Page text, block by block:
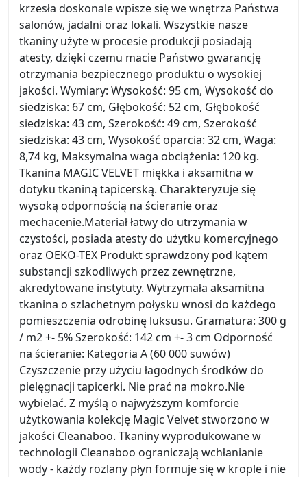
krzesła doskonale wpisze się we wnętrza Państwa
salonów, jadalni oraz lokali. Wszystkie nasze
tkaniny użyte w procesie produkcji posiadają
atesty, dzięki czemu macie Państwo gwarancję
otrzymania bezpiecznego produktu o wysokiej
jakości. Wymiary: Wysokość: 95 cm, Wysokość do
siedziska: 67 cm, Głębokość: 52 cm, Głębokość
siedziska: 43 cm, Szerokość: 49 cm, Szerokość
siedziska: 43 cm, Wysokość oparcia: 32 cm, Waga:
8,74 kg, Maksymalna waga obciążenia: 120 kg.
Tkanina MAGIC VELVET miękka i aksamitna w
dotyku tkaniną tapicerską. Charakteryzuje się
wysoką odpornością na ścieranie oraz
mechacenie.Materiał łatwy do utrzymania w
czystości, posiada atesty do użytku komercyjnego
oraz OEKO-TEX Produkt sprawdzony pod kątem
substancji szkodliwych przez zewnętrzne,
akredytowane instytuty. Wytrzymała aksamitna
tkanina o szlachetnym połysku wnosi do każdego
pomieszczenia odrobinę luksusu. Gramatura: 300 g
/ m2 +- 5% Szerokość: 142 cm +- 3 cm Odporność
na ścieranie: Kategoria A (60 000 suwów)
Czyszczenie przy użyciu łagodnych środków do
pielęgnacji tapicerki. Nie prać na mokro.Nie
wybielać. Z myślą o najwyższym komforcie
użytkowania kolekcję Magic Velvet stworzono w
jakości Cleanaboo. Tkaniny wyprodukowane w
technologii Cleanaboo ograniczają wchłanianie
wody - każdy rozlany płyn formuje się w krople i nie